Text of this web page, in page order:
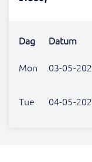
Dag Datum
Mon 03-05-
Tue 04-05-